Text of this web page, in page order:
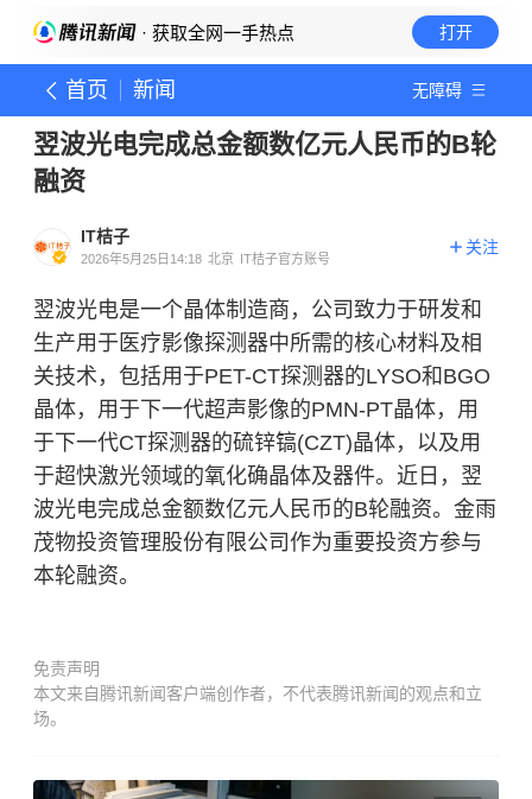
· 获取全网一手热点 打开
首页 新闻 无障碍
翌波光电完成总金额数亿元人民币的B轮
融资
IT桔子
2026年5月25日14:18 北京 IT桔子官方账号
关注
翌波光电是一个晶体制造商，公司致力于研发和
生产用于医疗影像探测器中所需的核心材料及相
关技术，包括用于PET-CT探测器的LYSO和BGO
晶体，用于下一代超声影像的PMN-PT晶体，用
于下一代CT探测器的硫锌镐(CZT)晶体，以及用
于超快激光领域的氧化确晶体及器件。近日，翌
波光电完成总金额数亿元人民币的B轮融资。金雨
茂物投资管理股份有限公司作为重要投资方参与
本轮融资。
免责声明
本文来自腾讯新闻客户端创作者，不代表腾讯新闻的观点和立
场。